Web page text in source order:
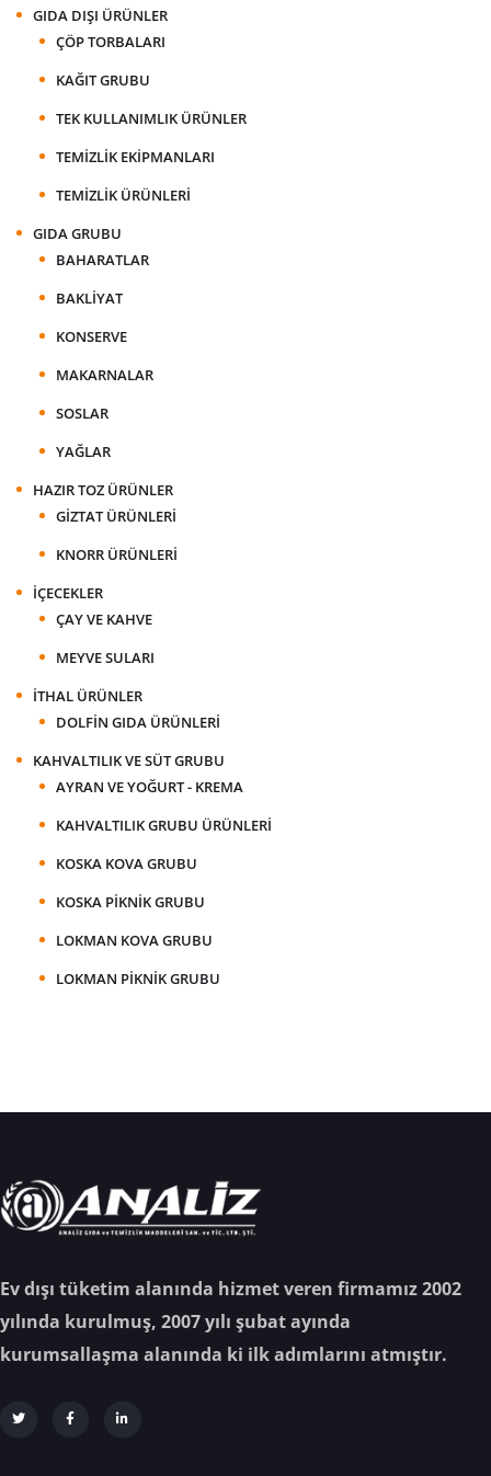
GIDA DIŞI ÜRÜNLER
ÇÖP TORBALARI
KAĞIT GRUBU
TEK KULLANIMLIK ÜRÜNLER
TEMIZLIK EKIPMANLARI
TEMIZLIK ÜRÜNLERI
GIDA GRUBU
BAHARATLAR
BAKLIYAT
KONSERVE
MAKARNALAR
SOSLAR
YAĞLAR
HAZIR TOZ ÜRÜNLER
GIZTAT ÜRÜNLERI
KNORR ÜRÜNLERI
İÇECEKLER
ÇAY VE KAHVE
MEYVE SULARI
İTHAL ÜRÜNLER
DOLFIN GIDA ÜRÜNLERI
KAHVALTILIK VE SÜT GRUBU
AYRAN VE YOĞURT - KREMA
KAHVALTILIK GRUBU ÜRÜNLERI
KOSKA KOVA GRUBU
KOSKA PIKNIK GRUBU
LOKMAN KOVA GRUBU
LOKMAN PIKNIK GRUBU
Ev dışı tüketim alanında hizmet veren firmamız 2002
yılında kurulmuş, 2007 yılı şubat ayında
kurumsallaşma alanında ki ilk adımlarını atmıştır.